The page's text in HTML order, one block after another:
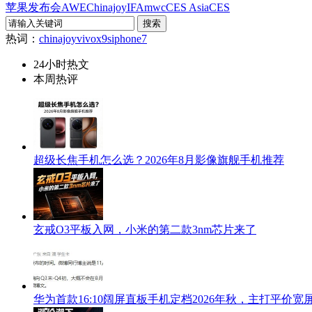
苹果发布会AWEChinajoyIFAmwcCES AsiaCES
热词： chinajoyvivox9siphone7
24小时热文
本周热评
超级长焦手机怎么选？2026年8月影像旗舰手机推荐
玄戒O3平板入网，小米的第二款3nm芯片来了
华为首款16:10阔屏直板手机定档2026年秋，主打平价宽